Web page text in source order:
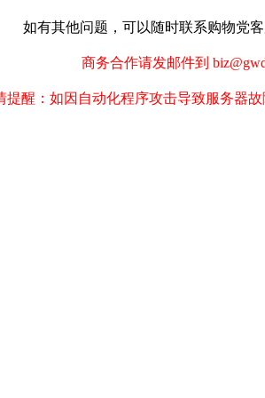
如有其他问题，可以随时联系购物党客
商务合作请发邮件到
提醒：如因自动化程序攻击导致服务器